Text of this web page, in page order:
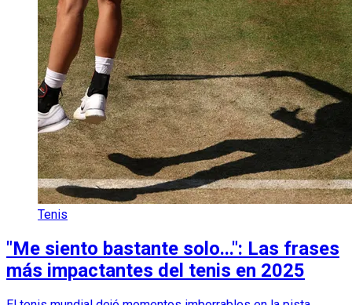
Tenis
"Me siento bastante solo...": Las frases
más impactantes del tenis en 2025